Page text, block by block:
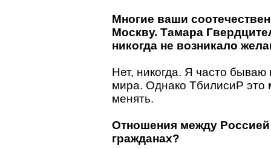
Многие ваши
Москву. Тамара
никогда не возникало
Нет, никогда. Я часто бываю
мира. Однако ТбилисиP это
менять.
Отношения между Россией
гражданах?